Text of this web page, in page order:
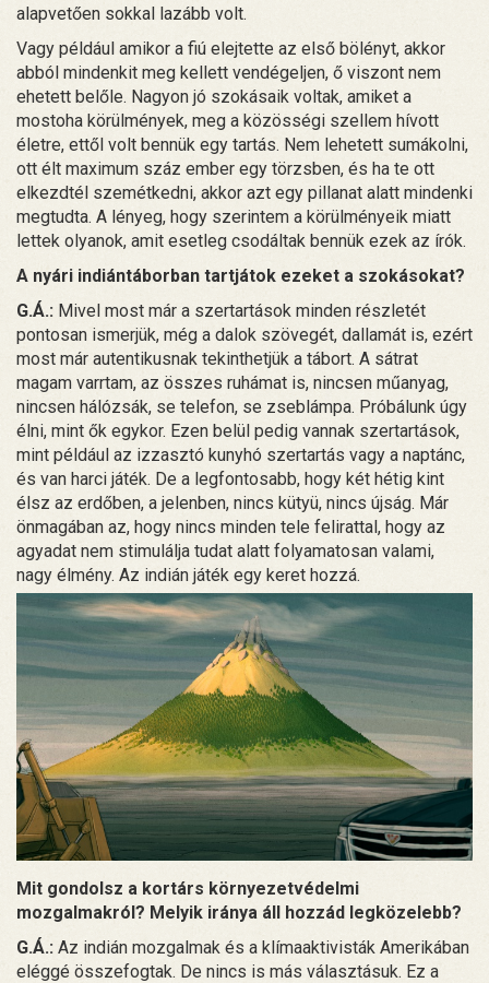
alapvetően sokkal lazább volt.
Vagy például amikor a fiú elejtette az első bölényt, akkor
abból mindenkit meg kellett vendégeljen, ő viszont nem
ehetett belőle. Nagyon jó szokásaik voltak, amiket a
mostoha körülmények, meg a közösségi szellem hívott
életre, ettől volt bennük egy tartás. Nem lehetett sumákolni,
ott élt maximum száz ember egy törzsben, és ha te ott
elkezdtél szemétkedni, akkor azt egy pillanat alatt mindenki
megtudta. A lényeg, hogy szerintem a körülményeik miatt
lettek olyanok, amit esetleg csodáltak bennük ezek az írók.
A nyári indiántáborban tartjátok ezeket a szokásokat?
G.Á.: Mivel most már a szertartások minden részletét
pontosan ismerjük, még a dalok szövegét, dallamát is, ezért
most már autentikusnak tekinthetjük a tábort. A sátrat
magam varrtam, az összes ruhámat is, nincsen műanyag,
nincsen hálózsák, se telefon, se zseblámpa. Próbálunk úgy
élni, mint ők egykor. Ezen belül pedig vannak szertartások,
mint például az izzasztó kunyhó szertartás vagy a naptánc,
és van harci játék. De a legfontosabb, hogy két hétig kint
élsz az erdőben, a jelenben, nincs kütyü, nincs újság. Már
önmagában az, hogy nincs minden tele felirattal, hogy az
agyadat nem stimulálja tudat alatt folyamatosan valami,
nagy élmény. Az indián játék egy keret hozzá.
Mit gondolsz a kortárs környezetvédelmi
mozgalmakról? Melyik iránya áll hozzád legközelebb?
G.Á.: Az indián mozgalmak és a klímaaktivisták Amerikában
eléggé összefogtak. De nincs is más választásuk. Ez a